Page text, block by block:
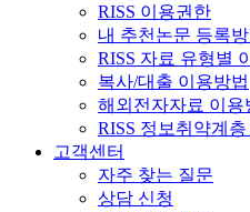
RISS 이용권한
내 추천논문 등록
RISS 자료 유형별
복사/대출 이용방법
해외전자자료 이용
RISS 정보취약계
고객센터
자주 찾는 질문
상담 신청